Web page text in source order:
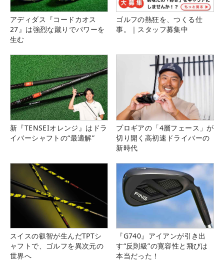
アディダス『コードカオス
27』は強烈な蹴りでパワーを
生む
ゴルフの熱狂を、つくる仕
事。｜スタッフ募集中
新『TENSEIオレンジ』はドラ
イバーシャフトの“最適解”
プロギアの「4層フェース」が
切り開く高初速ドライバーの
新時代
スイスの叡智が生んだTPTシ
ャフトで、ゴルフを異次元の
世界へ
『G740』アイアンが引き出
す“反則級”の寛容性と飛びは
本当だった！